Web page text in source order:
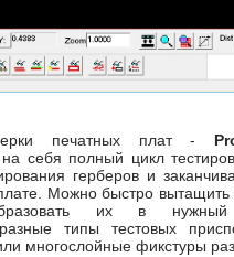
печатных плат -
себя полный цикл
герберов и
Можно быстро вытащить
их в
типы тестовых
многослойные фикстуры